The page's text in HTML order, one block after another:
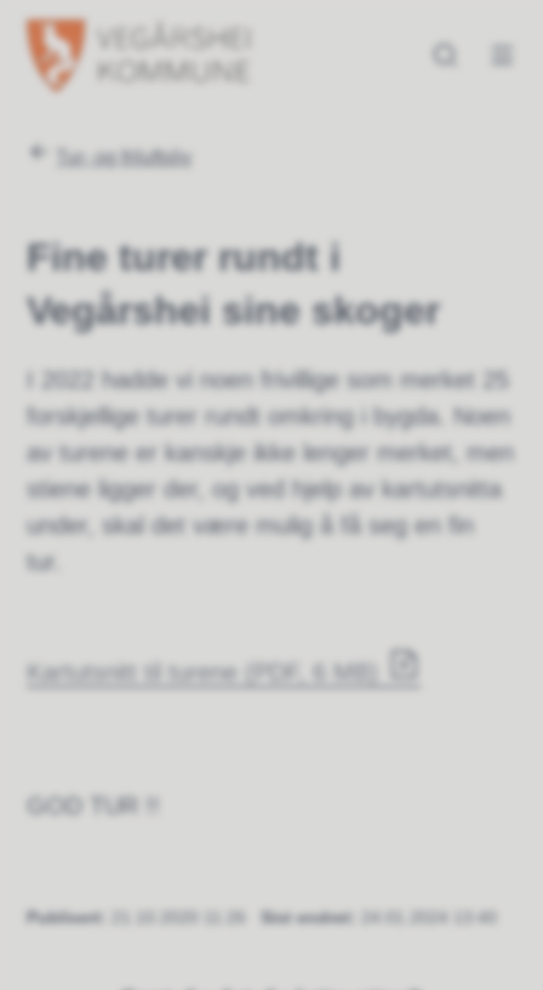
Vegårshei kommune
Du er her:
Tur- og friluftsliv
Fine turer rundt i
Vegårshei sine skoger
I 2022 hadde vi noen frivillige som merket 25
forskjellige turer rundt omkring i bygda. Noen
av turene er kanskje ikke lenger merket, men
stiene ligger der, og ved hjelp av kartutsnitta
under, skal det være mulig å få seg en fin
tur.
Kartutsnitt til turene (PDF, 6 MB)
GOD TUR !!
Publisert 21.10.2020 11:26 Sist endret 24.01.2024 13:40